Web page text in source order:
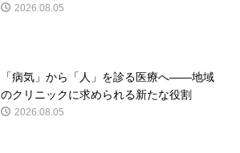
2026.08.05
「病気」から「人」を診る医療へ――地域
のクリニックに求められる新たな役割
2026.08.05